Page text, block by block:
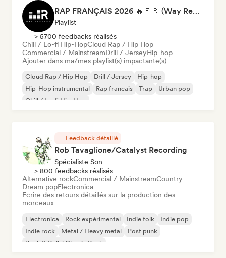
RAP FRANÇAIS 2026 🔥🇫🇷 (Way Records)
Playlist
> 5700 feedbacks réalisés
Chill / Lo-fi Hip-HopCloud Rap / Hip Hop
Commercial / MainstreamDrill / JerseyHip-hop
Ajouter dans ma/mes playlist(s) impactante(s)
Cloud Rap / Hip Hop Drill / Jersey
Hip-hop
Hip-Hop instrumental
Rap francais Trap
Urban pop
Chill / Lo-fi Hip-Hop
Feedback détaillé
Rob Tavaglione/Catalyst Recording
Spécialiste Son
> 800 feedbacks réalisés
Alternative rockCommercial / MainstreamCountry
Dream popElectronica
Ecrire des retours détaillés sur la production des
morceaux
Electronica Rock expérimental Indie folk
Indie pop
Indie rock
Metal / Heavy metal
Post punk
Rock & Roll / Classic Rock